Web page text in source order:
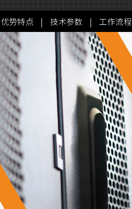
优势特点 | 技术参数 | 工作流程